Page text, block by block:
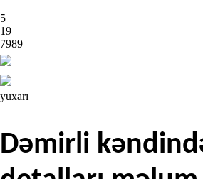
5
19
7989
yuxarı
Dəmirli